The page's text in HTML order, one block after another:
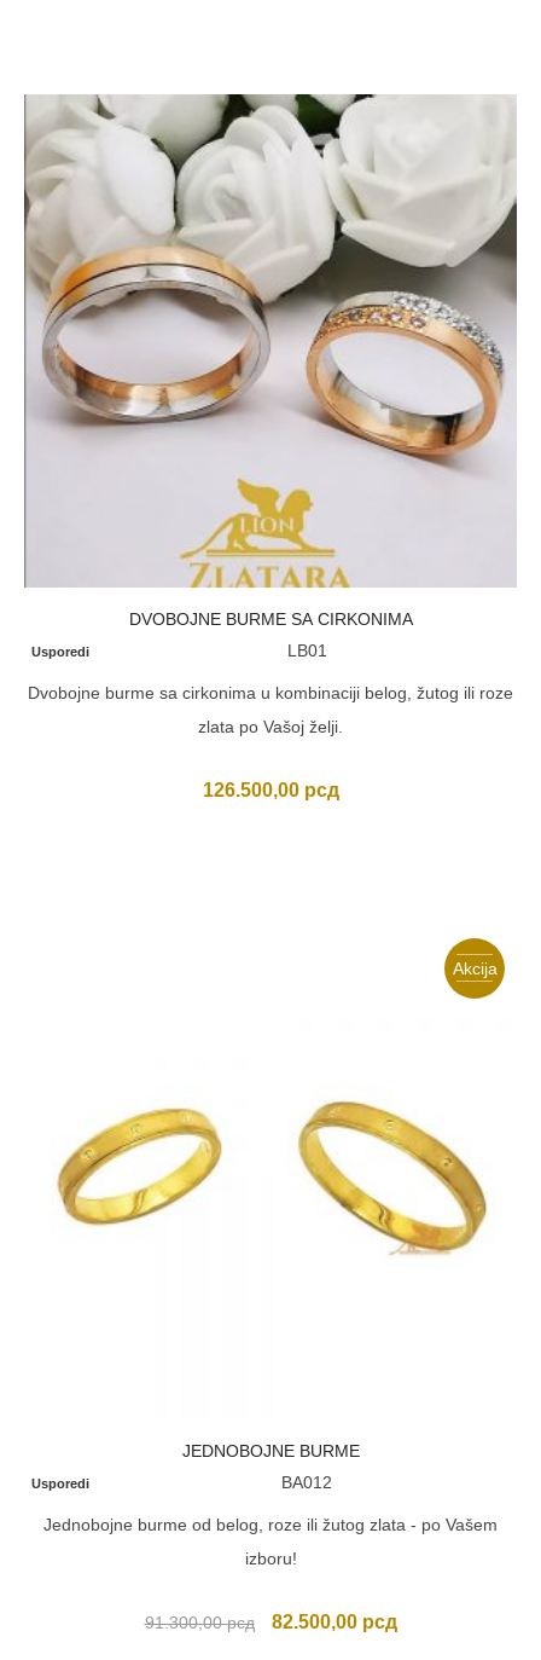
DVOBOJNE BURME SA CIRKONIMA
Usporedi LB01
Dvobojne burme sa cirkonima u kombinaciji belog, žutog ili roze
zlata po Vašoj želji.
126.500,00 рсд
Akcija
JEDNOBOJNE BURME
Usporedi BA012
Jednobojne burme od belog, roze ili žutog zlata - po Vašem
izboru!
91.300,00рсд
Originalna
82.500,00 рсдTrenutna